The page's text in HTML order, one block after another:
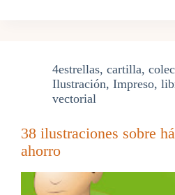
4estrellas, cartilla,
Ilustración, Impreso,
vectorial
38 ilustraciones sobre
ahorro